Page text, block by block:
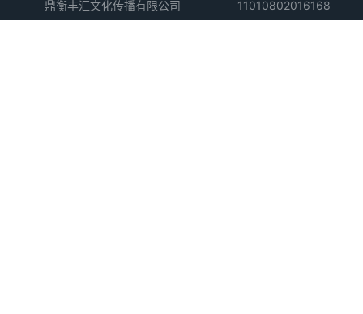
鼎衡丰汇文化传播有限公司
11010802016168